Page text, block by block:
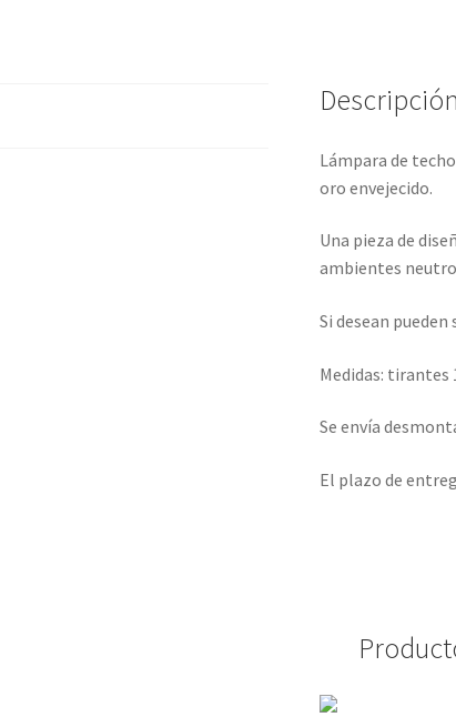
Descripción
Lámpara de
oro envejecido.
Una pieza de
ambientes
Si desean
Medidas:
Se envía
El plazo de